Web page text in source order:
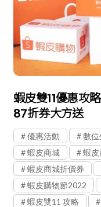
蝦皮雙11優惠攻
87折券大方送
優惠活動 數
蝦皮商城
蝦皮
蝦皮商城折價券
蝦皮購物節2022
蝦皮雙11 攻略